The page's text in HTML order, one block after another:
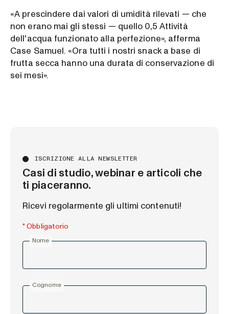
«A prescindere dai valori di umidità rilevati — che
non erano mai gli stessi — quello 0,5 Attività
dell'acqua funzionato alla perfezione», afferma
Case Samuel. «Ora tutti i nostri snack a base di
frutta secca hanno una durata di conservazione di
sei mesi».
ISCRIZIONE ALLA NEWSLETTER
Casi di studio, webinar e articoli che
ti piaceranno.
Ricevi regolarmente gli ultimi contenuti!
* Obbligatorio
Nome
Cognome